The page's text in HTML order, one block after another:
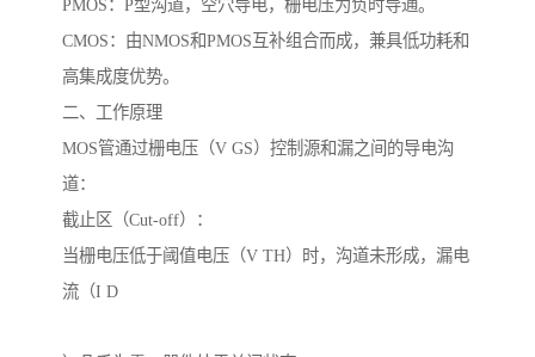
PMOS：P型沟道，空穴导电，栅电压为负时导通。
CMOS：由NMOS和PMOS互补组合而成，兼具低功耗和
高集成度优势。
二、工作原理
MOS管通过栅电压（V GS）控制源和漏之间的导电沟
道：
截止区（Cut-off）：
当栅电压低于阈值电压（V TH）时，沟道未形成，漏电
流（I D